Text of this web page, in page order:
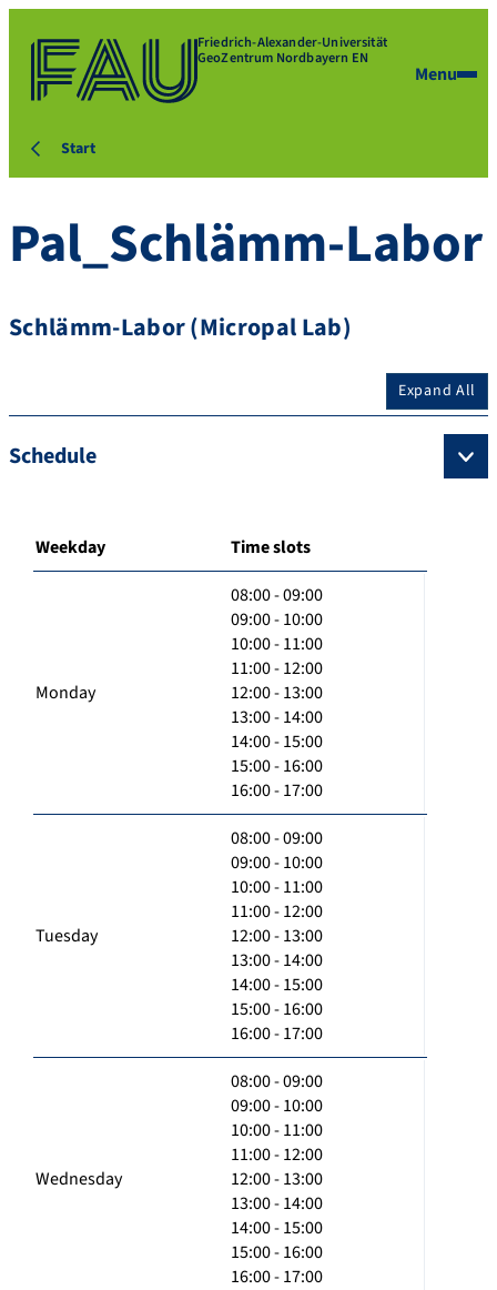
Friedrich-Alexander-Universität
GeoZentrum Nordbayern EN
Menu
Start
Pal_Schlämm-Labor
Schlämm-Labor (Micropal Lab)
Expand All
Schedule
Weekday Time slots
Monday
08:00 - 09:00
09:00 - 10:00
10:00 - 11:00
11:00 - 12:00
12:00 - 13:00
13:00 - 14:00
14:00 - 15:00
15:00 - 16:00
16:00 - 17:00
Tuesday
08:00 - 09:00
09:00 - 10:00
10:00 - 11:00
11:00 - 12:00
12:00 - 13:00
13:00 - 14:00
14:00 - 15:00
15:00 - 16:00
16:00 - 17:00
Wednesday
08:00 - 09:00
09:00 - 10:00
10:00 - 11:00
11:00 - 12:00
12:00 - 13:00
13:00 - 14:00
14:00 - 15:00
15:00 - 16:00
16:00 - 17:00